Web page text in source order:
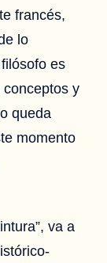
francés,
lo
es
y
queda
momento
va a